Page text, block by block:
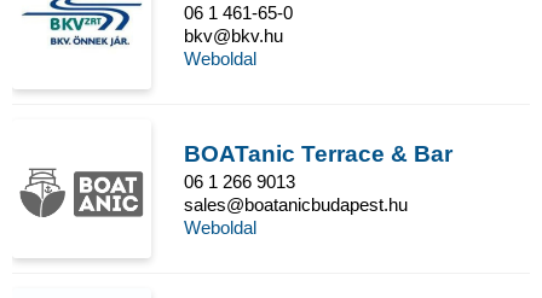
06 1 461-65-0
bkv@bkv.hu
Weboldal
BOATanic Terrace & Bar
06 1 266 9013
sales@boatanicbudapest.hu
Weboldal